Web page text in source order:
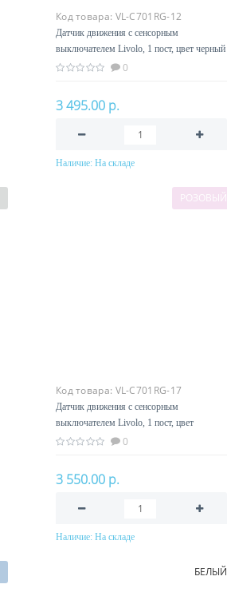
Код товара: VL-C701RG-12
Датчик движения с сенсорным
выключателем Livolo, 1 пост, цвет черный
0
3 495.00 р.
Наличие: На складе
РОЗОВЫЙ
Код товара: VL-C701RG-17
Датчик движения с сенсорным
выключателем Livolo, 1 пост, цвет
розовый
0
3 550.00 р.
Наличие: На складе
БЕЛЫЙ